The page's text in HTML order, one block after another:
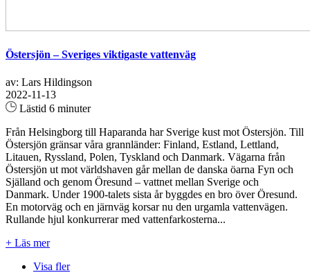
Östersjön – Sveriges viktigaste vattenväg
av: Lars Hildingson
2022-11-13
Lästid 6 minuter
Från Helsingborg till Haparanda har Sverige kust mot Östersjön. Till
Östersjön gränsar våra grannländer: Finland, Estland, Lettland,
Litauen, Ryssland, Polen, Tyskland och Danmark. Vägarna från
Östersjön ut mot världshaven går mellan de danska öarna Fyn och
Själland och genom Öresund – vattnet mellan Sverige och
Danmark. Under 1900-talets sista år byggdes en bro över Öresund.
En motorväg och en järnväg korsar nu den urgamla vattenvägen.
Rullande hjul konkurrerar med vattenfarkosterna...
+ Läs mer
Visa fler